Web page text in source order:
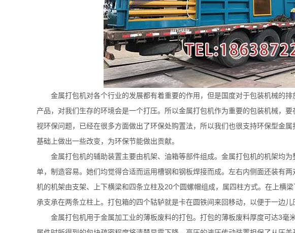
金属打包机对各个行业的发展都有着重要的作用，但是国度对于包装机械的
产品，对我们生存的环境会是一个打压。所以金属打包机作为重要的包装机械，
视环保问题，已经在很多方面做出了环保处购置法，所以我们也很支持环保型金
基础上做出一些改变，为环保节能做出贡献。
金属打包机的辅助装置主要由机架、油箱等部件组成。金属打包机的机架均
单，制造容易。她们均觉得合适而运用槽钢和钢板焊接而成。左右内侧面还装有
机的机架由支架、上下横梁和四条立柱及20个圆螺帽组成，属四柱方式。在上横
承支承在两条立柱上。打包箱的四个轱轳就是卡在圆铁间来回移动，以便于一边儿
金属打包机用于金属加工业的薄板废料的打包。打包的薄板废料厚度可达3